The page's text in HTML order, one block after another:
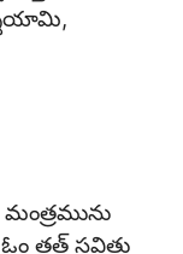
ఓం తత్ సవితు